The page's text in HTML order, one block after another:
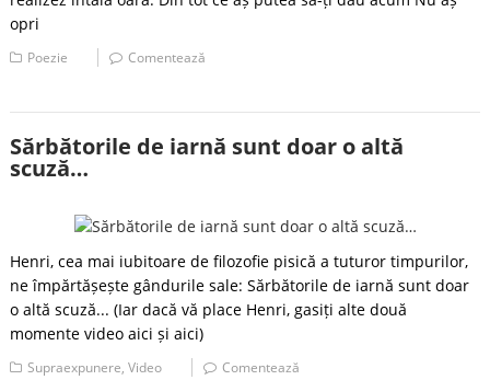
opri
Poezie Comentează
Sărbătorile de iarnă sunt doar o altă
scuză…
Henri, cea mai iubitoare de filozofie pisică a tuturor timpurilor,
ne împărtășește gândurile sale: Sărbătorile de iarnă sunt doar
o altă scuză... (Iar dacă vă place Henri, gasiți alte două
momente video aici și aici)
Supraexpunere,Video Comentează